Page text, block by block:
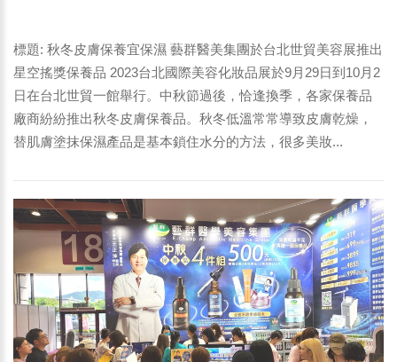
標題: 秋冬皮膚保養宜保濕 藝群醫美集團於台北世貿美容展推出
星空搖獎保養品 2023台北國際美容化妝品展於9月29日到10月2
日在台北世貿一館舉行。中秋節過後，恰逢換季，各家保養品
廠商紛紛推出秋冬皮膚保養品。秋冬低溫常常導致皮膚乾燥，
替肌膚塗抹保濕產品是基本鎖住水分的方法，很多美妝...